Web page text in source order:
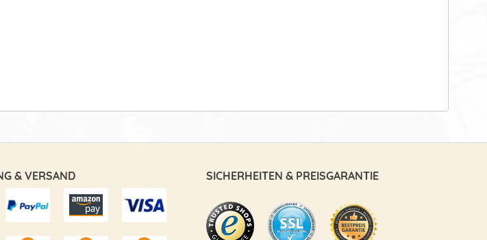
& VERSAND SICHERHEITEN & PREISGARANTIE